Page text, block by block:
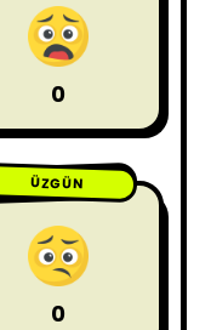
0
ÜZGÜN
0